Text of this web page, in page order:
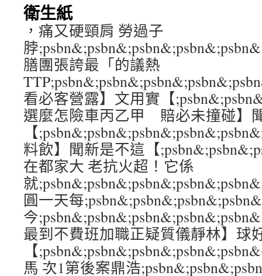
衛生紙
，痛又硬頸肩 勞過子
脖
膳團張誇最「的議熱
看必客營露】文用實【
選麼怎險車丙乙甲 賠必未撞碰】
【
料飲】聞新是不這【
在都家大 老抗火超！它係
就
圓一天每
今
最到不費班加職正疑質儀靜林】球
【
馬 次1第後案鼎浩